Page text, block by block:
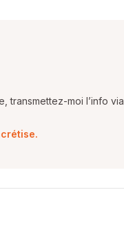
transmettez-moi l’info via